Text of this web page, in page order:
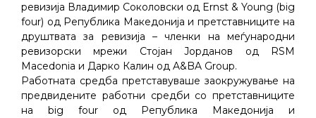
ревизија Владимир Соколовски од Ernst & Young (big
four) од Република Македонија и претставниците на
друштвата за ревизија – членки на меѓународни
ревизорски мрежи Стојан Јорданов од RSM
Macedonia и Дарко Калин од A&BA Group.
Работната средба претставуваше заокружување на
предвидените работни средби со претставниците
на big four oд Република Македонија и